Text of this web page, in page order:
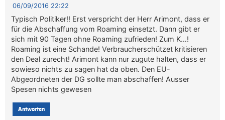
06/09/2016 22:22
Typisch Politiker!! Erst verspricht der Herr Arimont, dass er
für die Abschaffung vom Roaming einsetzt. Dann gibt er
sich mit 90 Tagen ohne Roaming zufrieden! Zum K…!
Roaming ist eine Schande! Verbraucherschützet kritisieren
den Deal zurecht! Arimont kann nur zugute halten, dass er
sowieso nichts zu sagen hat da oben. Den EU-
Abgeordneten der DG sollte man abschaffen! Ausser
Spesen nichts gewesen
Antworten